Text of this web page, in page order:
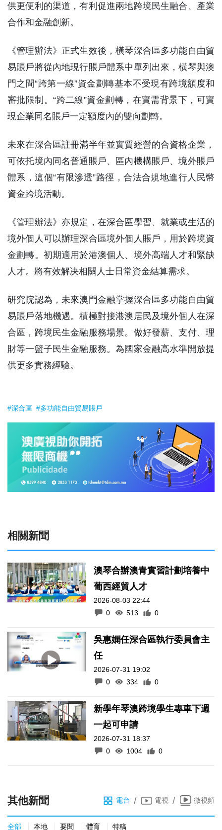
供更便利的渠道，有利促進兩地跨境民生融合、產業
合作和金融創新。
《管理辦法》正式生效後，橫琴深合區多功能自由貿
易賬戶將從內地現行賬戶體系中單列出來，橫琴與澳
門之間“跨第一線”資金劃轉基本不受現有跨境額度和
審批限制。“跨二線”資金劃轉，在實需背景下，可實
現企業同名賬戶一定額度內的雙向劃轉。
未來在深合區註冊滿半年並實質經營的合資格企業，
可依托境內同名普通賬戶、區內機構賬戶、境外賬戶
體系，這個“有限滲透”路徑，合法合規地進行人民幣
資金跨境活動。
《管理辦法》亦規定，在深合區學習、就業或生活的
境外個人可以辦理深合區境外個人賬戶，用於跨境資
金劃轉。初期適用於港澳個人、境外高端人才和緊缺
人才。將有效解决相關人士日常資金結算需求。
研究院認為，未來澳門金融掌握深合區多功能自由貿
易賬戶落地機遇。積極對接港澳居民及境外個人在深
合區，跨境民生金融服務場景。做好發薪、支付、理
財等一籃子民生金融服務。為國家金融高水準開放提
供更多實務經驗。
#深合區 #多功能自由貿易賬戶
相關新聞
澳琴合辦澳青實習計劃培養中
葡西經貿人才
2026-08-03 22:44
0
513 0
吳惠嫻任深合區執行委員會主
任
2026-07-31 19:02
0
334 0
新學年琴澳跨境學生專車下週
一起可申請
2026-07-31 18:37
0
1004 0
其他新聞 電台 / 電視 / 微視頻
全部 本地 要聞 體育 特稿